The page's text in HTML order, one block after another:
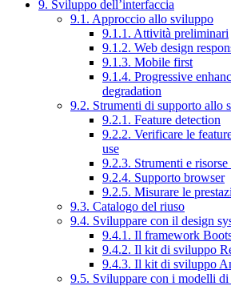
9. Sviluppo dell’interfaccia
9.1. Approccio allo sviluppo
9.1.1. Attività preliminari
9.1.2. Web design
9.1.3. Mobile first
9.1.4. Progressive
degradation
9.2. Strumenti di supporto allo
9.2.1. Feature detection
9.2.2. Verificare le
use
9.2.3. Strumenti e
9.2.4. Supporto browser
9.2.5. Misurare le
9.3. Catalogo del riuso
9.4. Sviluppare con il design
9.4.1. Il framework
9.4.2. Il kit di sviluppo
9.4.3. Il kit di sviluppo
9.5. Sviluppare con i modelli di